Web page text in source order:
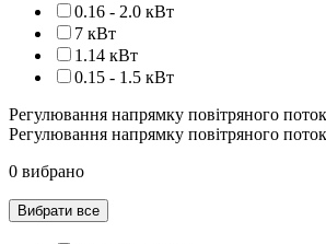
0.16 - 2.0 кВт
7 кВт
1.14 кВт
0.15 - 1.5 кВт
Регулювання напрямку повітряного
Регулювання напрямку повітряного
0 вибрано
Вибрати все